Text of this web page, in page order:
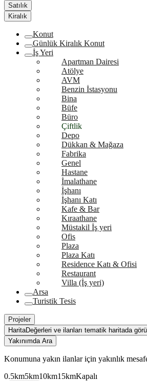
Satılık
Kiralık
Konut
Günlük Kiralık Konut
İş Yeri
Apartman Dairesi
Atölye
AVM
Benzin İstasyonu
Bina
Büfe
Büro
Çiftlik
Depo
Dükkan & Mağaza
Fabrika
Genel
Hastane
İmalathane
İşhanı
İşhanı Katı
Kafe & Bar
Kıraathane
Müstakil İş yeri
Ofis
Plaza
Plaza Katı
Residence Katı & Ofisi
Restaurant
Villa (İş yeri)
Arsa
Turistik Tesis
Projeler
HaritaDeğerleri ve ilanları tematik haritada
Yakınımda Ara
Konumuna yakın ilanlar için yakınlık
0.5km5km10km15kmKapalı